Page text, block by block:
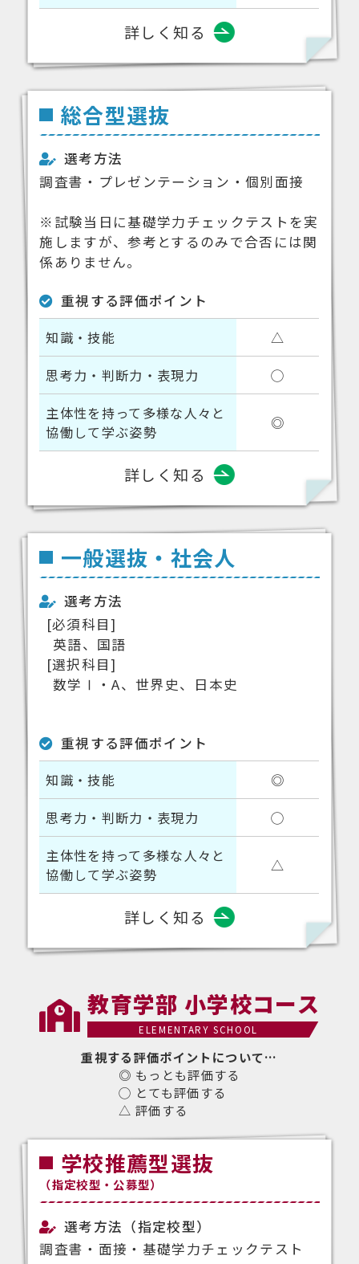
詳しく知る
総合型選抜
選考方法
調査書・プレゼンテーション・個別面接
※試験当日に基礎学力チェックテストを実
施しますが、参考とするのみで合否には関
係ありません。
重視する評価ポイント
知識・技能
△
思考力・判断力・表現力
◯
主体性を持って多様な人々と
協働して学ぶ姿勢
◎
詳しく知る
一般選抜・社会人
選考方法
[必須科目]
英語、国語
[選択科目]
数学Ⅰ・A、世界史、日本史
重視する評価ポイント
知識・技能
◎
思考力・判断力・表現力
◯
主体性を持って多様な人々と
協働して学ぶ姿勢
△
詳しく知る
教育学部 小学校コース
ELEMENTARY SCHOOL
重視する評価ポイントについて…
◎ もっとも評価する
◯ とても評価する
△ 評価する
学校推薦型選抜
（指定校型・公募型）
選考方法（指定校型）
調査書・面接・基礎学力チェックテスト